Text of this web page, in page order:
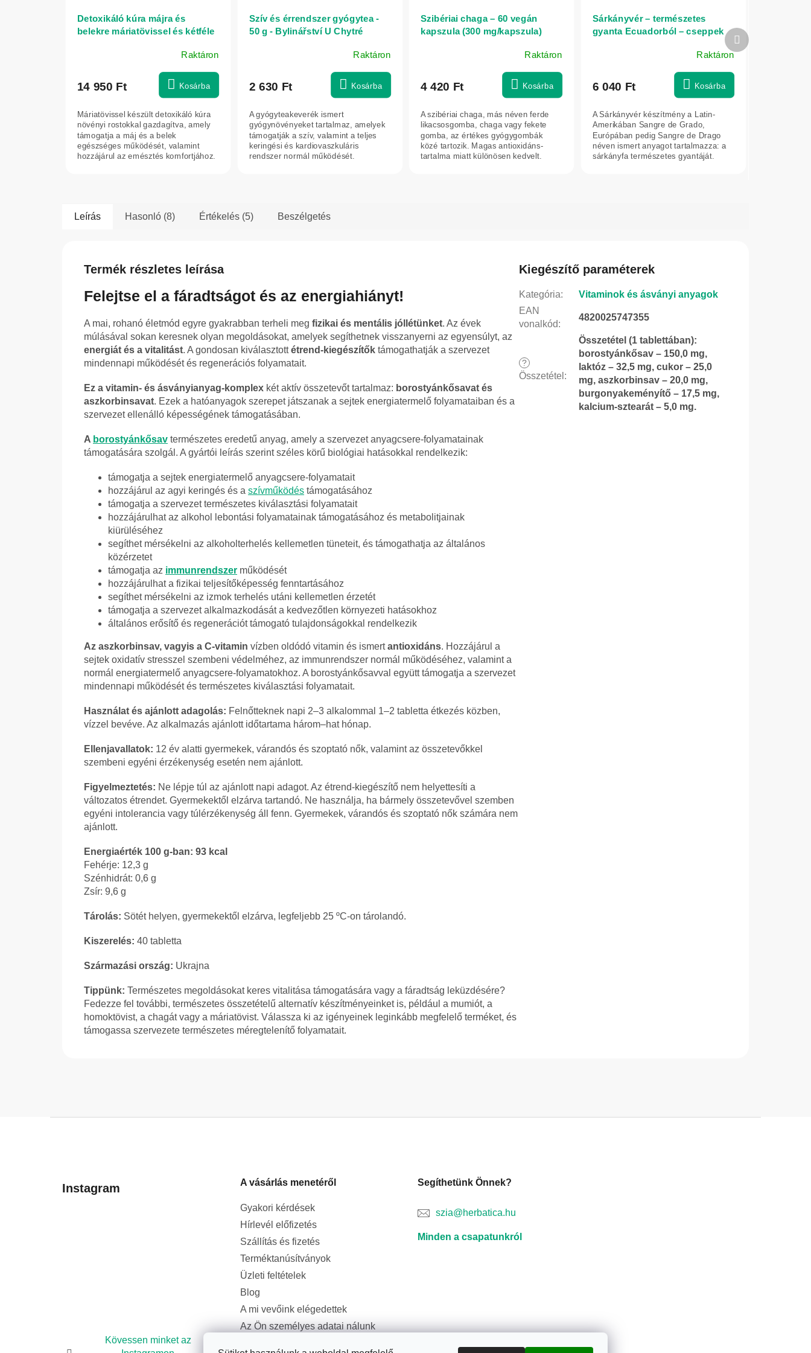
Detoxikáló kúra májra és
belekre máriatövissel és kétféle
átlagos
ből
5,0
csillag.
Raktáron
14 950 Ft Kosárba
Máriatövissel készült detoxikáló kúra
növényi rostokkal gazdagítva, amely
támogatja a máj és a belek
egészséges működését, valamint
hozzájárul az emésztés komfortjához.
Szív és érrendszer gyógytea -
50 g - Bylinářství U Chytré
Raktáron
2 630 Ft Kosárba
A gyógyteakeverék ismert
gyógynövényeket tartalmaz, amelyek
támogatják a szív, valamint a teljes
keringési és kardiovaszkuláris
rendszer normál működését.
Szibériai chaga – 60 vegán
kapszula (300 mg/kapszula)
Raktáron
4 420 Ft Kosárba
A szibériai chaga, más néven ferde
likacsosgomba, chaga vagy fekete
gomba, az értékes gyógygombák
közé tartozik. Magas antioxidáns-
tartalma miatt különösen kedvelt.
Sárkányvér – természetes
gyanta Ecuadorból – cseppek
átlagos
ből
5,0
csillag.
Raktáron
6 040 Ft Kosárba
A Sárkányvér készítmény a Latin-
Amerikában Sangre de Grado,
Európában pedig Sangre de Drago
néven ismert anyagot tartalmazza: a
sárkányfa természetes gyantáját.
Következő
termék
Leírás Hasonló (8) Értékelés (5) Beszélgetés
Termék részletes leírása
Felejtse el a fáradtságot és az energiahiányt!
A mai, rohanó életmód egyre gyakrabban terheli meg fizikai és mentális jóllétünket. Az évek
múlásával sokan keresnek olyan megoldásokat, amelyek segíthetnek visszanyerni az egyensúlyt, az
energiát és a vitalitást. A gondosan kiválasztottétrend-kiegészítők támogathatják a szervezet
mindennapi működését és regenerációs folyamatait.
Ez a vitamin- és ásványianyag-komplex két aktív összetevőt tartalmaz: borostyánkősavat és
aszkorbinsavat. Ezek a hatóanyagok szerepet játszanak a sejtek energiatermelő folyamataiban és a
szervezet ellenálló képességének támogatásában.
A borostyánkősav természetes eredetű anyag, amely a szervezet anyagcsere-folyamatainak
támogatására szolgál. A gyártói leírás szerint széles körű biológiai hatásokkal rendelkezik:
támogatja a sejtek energiatermelő anyagcsere-folyamatait
hozzájárul az agyi keringés és a szívműködés támogatásához
támogatja a szervezet természetes kiválasztási folyamatait
hozzájárulhat az alkohol lebontási folyamatainak támogatásához és metabolitjainak
kiürüléséhez
segíthet mérsékelni az alkoholterhelés kellemetlen tüneteit, és támogathatja az általános
közérzetet
támogatja az immunrendszer működését
hozzájárulhat a fizikai teljesítőképesség fenntartásához
segíthet mérsékelni az izmok terhelés utáni kellemetlen érzetét
támogatja a szervezet alkalmazkodását a kedvezőtlen környezeti hatásokhoz
általános erősítő és regenerációt támogató tulajdonságokkal rendelkezik
Az aszkorbinsav, vagyis a C-vitamin vízben oldódó vitamin és ismertantioxidáns. Hozzájárul a
sejtek oxidatív stresszel szembeni védelméhez, az immunrendszer normál működéséhez, valamint a
normál energiatermelő anyagcsere-folyamatokhoz. A borostyánkősavval együtt támogatja a szervezet
mindennapi működését és természetes kiválasztási folyamatait.
Használat és ajánlott adagolás: Felnőtteknek napi 2–3 alkalommal 1–2 tabletta étkezés közben,
vízzel bevéve. Az alkalmazás ajánlott időtartama három–hat hónap.
Ellenjavallatok: 12 év alatti gyermekek, várandós és szoptató nők, valamint az összetevőkkel
szembeni egyéni érzékenység esetén nem ajánlott.
Figyelmeztetés: Ne lépje túl az ajánlott napi adagot. Az étrend-kiegészítő nem helyettesíti a
változatos étrendet. Gyermekektől elzárva tartandó. Ne használja, ha bármely összetevővel szemben
egyéni intolerancia vagy túlérzékenység áll fenn. Gyermekek, várandós és szoptató nők számára nem
ajánlott.
Energiaérték 100 g-ban: 93 kcal
Fehérje: 12,3 g
Szénhidrát: 0,6 g
Zsír: 9,6 g
Tárolás: Sötét helyen, gyermekektől elzárva, legfeljebb 25 ºC-on tárolandó.
Kiszerelés: 40 tabletta
Származási ország: Ukrajna
Tippünk: Természetes megoldásokat keres vitalitása támogatására vagy a fáradtság leküzdésére?
Fedezze fel további, természetes összetételű alternatív készítményeinket is, például a mumiót, a
homoktövist, a chagát vagy a máriatövist. Válassza ki az igényeinek leginkább megfelelő terméket, és
támogassa szervezete természetes méregtelenítő folyamatait.
Kiegészítő paraméterek
Kategória:
Vitaminok és ásványi anyagok
EAN
vonalkód:
4820025747355
?
Összetétel :
Összetétel (1 tablettában):
borostyánkősav – 150,0 mg,
laktóz – 32,5 mg, cukor – 25,0
mg, aszkorbinsav – 20,0 mg,
burgonyakeményítő – 17,5 mg,
kalcium-sztearát – 5,0 mg.
Instagram
Kövessen minket az
A vásárlás menetéről
Gyakori kérdések
Hírlevél előfizetés
Szállítás és fizetés
Terméktanúsítványok
Üzleti feltételek
Blog
A mi vevőink elégedettek
Az Ön személyes adatai nálunk
Segíthetünk Önnek?
szia@herbatica.hu
Minden a csapatunkról